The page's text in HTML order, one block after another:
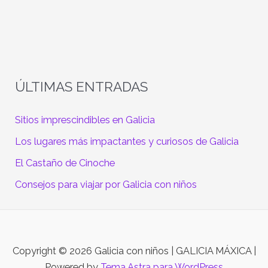
ÚLTIMAS ENTRADAS
Sitios imprescindibles en Galicia
Los lugares más impactantes y curiosos de Galicia
El Castaño de Cinoche
Consejos para viajar por Galicia con niños
Copyright © 2026 Galicia con niños | GALICIA MÁXICA |